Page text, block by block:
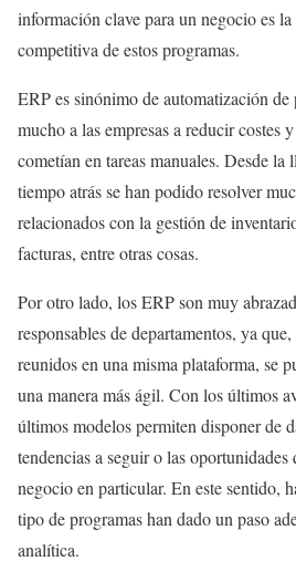
información clave para un negocio es
competitiva de estos programas.
ERP es sinónimo de automatización de
mucho a las empresas a reducir costes
cometían en tareas manuales. Desde la
tiempo atrás se han podido resolver
relacionados con la gestión de
facturas, entre otras cosas.
Por otro lado, los ERP son muy
responsables de departamentos, ya
reunidos en una misma plataforma, se
una manera más ágil. Con los últimos
últimos modelos permiten disponer de
tendencias a seguir o las
negocio en particular. En este sentido,
tipo de programas han dado un paso
analítica.